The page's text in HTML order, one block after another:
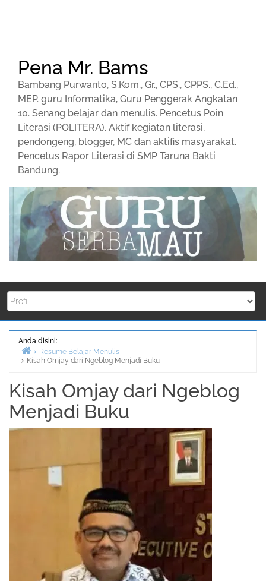
Pena Mr. Bams
Bambang Purwanto, S.Kom., Gr., CPS., CPPS., C.Ed.,
MEP. guru Informatika, Guru Penggerak Angkatan
10. Senang belajar dan menulis. Pencetus Poin
Literasi (POLITERA). Aktif kegiatan literasi,
pendongeng, blogger, MC dan aktifis masyarakat.
Pencetus Rapor Literasi di SMP Taruna Bakti
Bandung.
Anda disini:
Beranda
Resume Belajar Menulis
Kisah Omjay dari Ngeblog Menjadi Buku
Kisah Omjay dari Ngeblog
Menjadi Buku